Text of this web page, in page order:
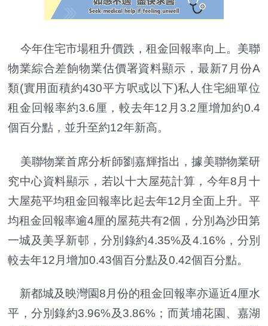
今年住宅市場租升價跌，租金回報率向上。美聯
物業綜合差餉物業估價署資料顯示，最新7月份A
類(實用面積約430平方呎或以下)私人住宅細單位
租金回報率約3.6厘，較去年12月3.2厘增加約0.4
個百分點，並升至約12年新高。
美聯物業首席分析師劉嘉輝指出，據美聯物業研
究中心資料顯示，若以十大屋苑計算，今年8月十
大屋苑平均租金回報率比起去年12月全面上升。平
均租金回報率逾4厘的屋苑共有2個，分別為沙田第
一城及美孚新邨，分別錄約4.35%及4.16%，分別
較去年12月增加0.43個百分點及0.42個百分點。
新都城及映灣園8月份的租金回報率亦逼近4厘水
平，分別錄約3.96%及3.86%；而黃埔花園、嘉湖